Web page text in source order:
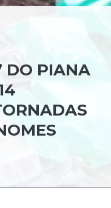
DO PIANA